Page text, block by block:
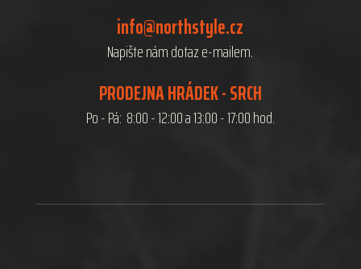
info@northstyle.cz
Napište nám dotaz e-mailem.
PRODEJNA HRÁDEK - SRCH
Po - Pá: 8:00 - 12:00 a 13:00 - 17:00 hod.